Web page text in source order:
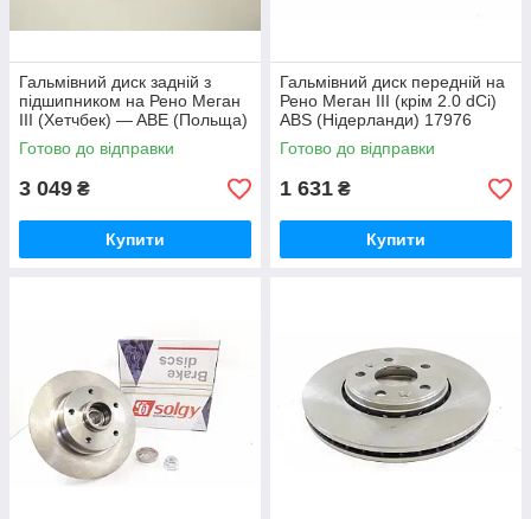
Гальмівний диск задній з
підшипником на Рено Меган
III (Хетчбек) — ABE (Польща)
- C4R027ABE
Готово до відправки
3 049 ₴
Купити
Гальмівний диск передній на
Рено Меган III (крім 2.0 dCi)
ABS (Нідерланди) 17976
Готово до відправки
1 631 ₴
Купити